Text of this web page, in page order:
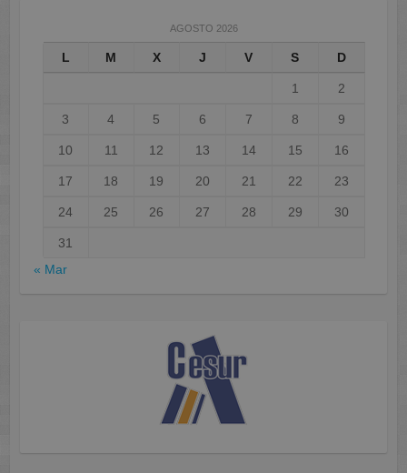
AGOSTO 2026
L M X J V S D
1 2
3 4 5 6 7 8 9
10 11 12 13 14 15 16
17 18 19 20 21 22 23
24 25 26 27 28 29 30
31
« Mar